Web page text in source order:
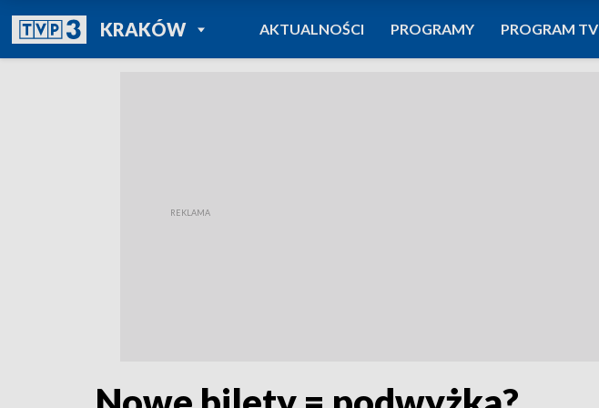
KRAKÓWPOWRÓT DO
TVP REGIONY
AKTUALNOŚCI PROGRAMY PROGRAM TV